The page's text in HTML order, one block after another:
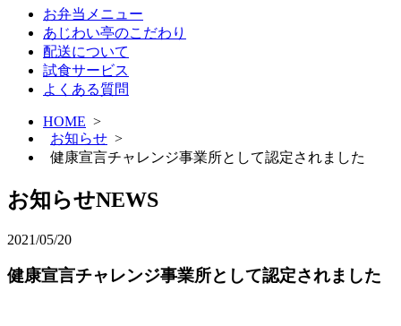
お弁当メニュー
あじわい亭のこだわり
配送について
試食サービス
よくある質問
HOME >
お知らせ >
健康宣言チャレンジ事業所として認定されました
お知らせNEWS
2021/05/20
健康宣言チャレンジ事業所として認定されました